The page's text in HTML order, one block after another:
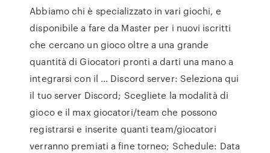
Abbiamo chi è specializzato in vari giochi, e
disponibile a fare da Master per i nuovi iscritti
che cercano un gioco oltre a una grande
quantità di Giocatori pronti a darti una mano a
integrarsi con il … Discord server: Seleziona qui
il tuo server Discord; Scegliete la modalità di
gioco e il max giocatori/team che possono
registrarsi e inserite quanti team/giocatori
verranno premiati a fine torneo; Schedule: Data